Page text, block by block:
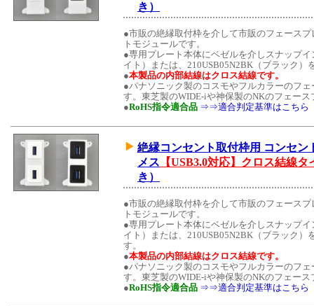
き）
●市販の絶縁取付枠を介して市販のフェース
トモジュールです。
●専用プレート本体にベゼルを介しスナップ
イト）または、210USB05N2BK（ブラック
●本製品の内部結線はクロス結線です。
●パナソニック製のコスモやフルカラーのフ
す。東芝製のWIDE-iや神保製のNKのフェー
●RoHS指令適合品 ⇒⇒適合判定基準はこちら
絶縁コンセント取付枠用 コンセン
メス 【USB3.0対応】クロス結線タ
き）
●市販の絶縁取付枠を介して市販のフェース
トモジュールです。
●専用プレート本体にベゼルを介しスナップ
イト）または、210USB05N2BK（ブラック
す。
●本製品の内部結線はクロス結線です。
●パナソニック製のコスモやフルカラーのフ
す。東芝製のWIDE-iや神保製のNKのフェー
●RoHS指令適合品 ⇒⇒適合判定基準はこちら